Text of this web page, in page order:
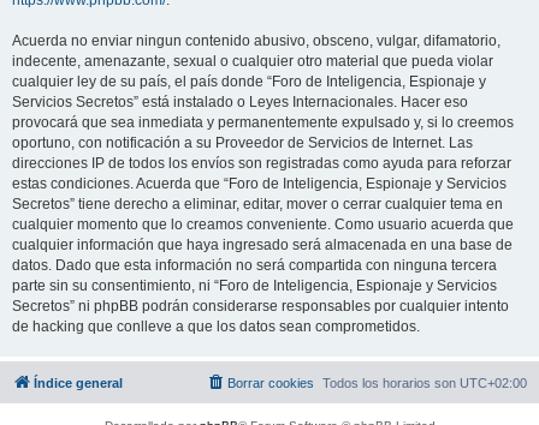
Acuerda no enviar ningun contenido abusivo, obsceno, vulgar, difamatorio,
indecente, amenazante, sexual o cualquier otro material que pueda violar
cualquier ley de su país, el país donde “Foro de Inteligencia, Espionaje y
Servicios Secretos” está instalado o Leyes Internacionales. Hacer eso
provocará que sea inmediata y permanentemente expulsado y, si lo creemos
oportuno, con notificación a su Proveedor de Servicios de Internet. Las
direcciones IP de todos los envíos son registradas como ayuda para reforzar
estas condiciones. Acuerda que “Foro de Inteligencia, Espionaje y Servicios
Secretos” tiene derecho a eliminar, editar, mover o cerrar cualquier tema en
cualquier momento que lo creamos conveniente. Como usuario acuerda que
cualquier información que haya ingresado será almacenada en una base de
datos. Dado que esta información no será compartida con ninguna tercera
parte sin su consentimiento, ni “Foro de Inteligencia, Espionaje y Servicios
Secretos” ni phpBB podrán considerarse responsables por cualquier intento
de hacking que conlleve a que los datos sean comprometidos.
Índice general Todos los horarios son UTC+02:00
Borrar cookies